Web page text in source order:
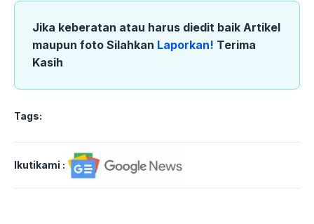
Jika keberatan atau harus diedit baik Artikel
maupun foto Silahkan Laporkan! Terima
Kasih
Tags:
Ikutikami :